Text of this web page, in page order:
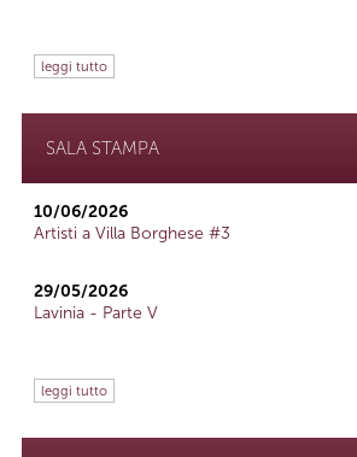
leggi tutto
SALA STAMPA
10/06/2026
Artisti a Villa Borghese #3
29/05/2026
Lavinia - Parte V
leggi tutto